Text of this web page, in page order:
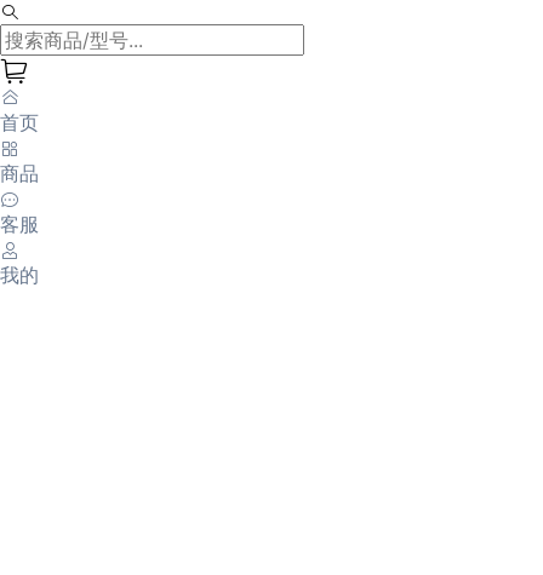
首页
商品
客服
我的